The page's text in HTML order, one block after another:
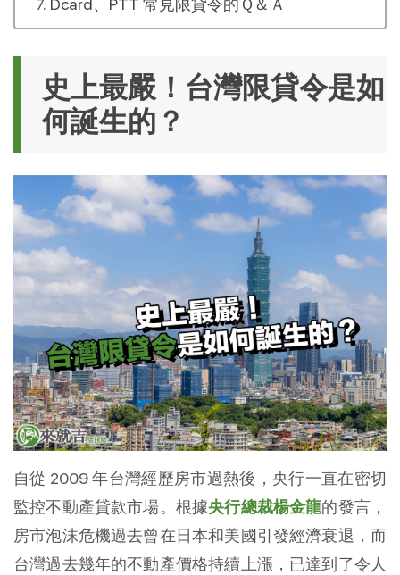
史上最嚴！台灣限貸令是如
何誕生的？
自從 2009 年台灣經歷房市過熱後，央行一直在密切
監控不動產貸款市場。根據央行總裁楊金龍的發言，
房市泡沫危機過去曾在日本和美國引發經濟衰退，而
台灣過去幾年的不動產價格持續上漲，已達到了令人